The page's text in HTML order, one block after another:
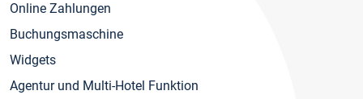
Online Zahlungen
Buchungsmaschine
Widgets
Agentur und Multi-Hotel Funktion